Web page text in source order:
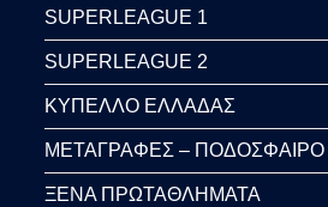
SUPERLEAGUE 1
SUPERLEAGUE 2
ΚΥΠΕΛΛΟ ΕΛΛΑΔΑΣ
ΜΕΤΑΓΡΑΦΕΣ – ΠΟΔΟΣΦΑΙΡΟ
ΞΕΝΑ ΠΡΩΤΑΘΛΗΜΑΤΑ